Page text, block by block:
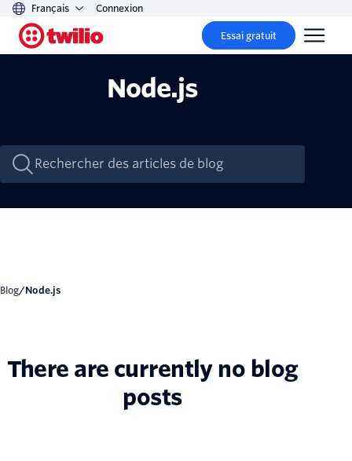
Français Connexion
Essai gratuit
Node.js
Blog/ Node.js
There are currently no blog
posts